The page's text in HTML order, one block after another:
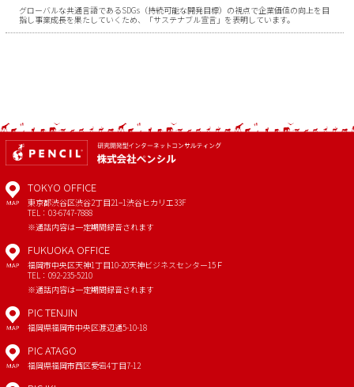
グローバルな共通言語であるSDGs（持続可能な開発目標）の視点で企業価値の向上を目
指し事業成長を果たしていくため、「サステナブル宣言」を表明しています。
MAP
TOKYO OFFICE
東京都渋谷区渋谷2丁目21−1渋谷ヒカリエ33F
TEL：03-6747-7888
※通話内容は一定期間録音されます
MAP
FUKUOKA OFFICE
福岡市中央区天神1丁目10-20天神ビジネスセンター15Ｆ
TEL：092-235-5210
※通話内容は一定期間録音されます
MAP
PIC TENJIN
福岡県福岡市中央区渡辺通5-10-18
MAP
PIC ATAGO
福岡県福岡市西区愛宕4丁目7-12